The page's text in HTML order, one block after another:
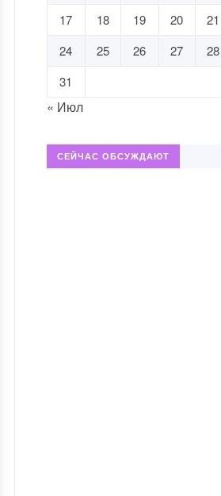
17
18 19 20 21
24
25 26 27 28
31
« Июл
СЕЙЧАС ОБСУЖДАЮТ